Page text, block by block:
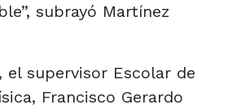
subrayó Martínez
el supervisor Escolar de
Francisco Gerardo